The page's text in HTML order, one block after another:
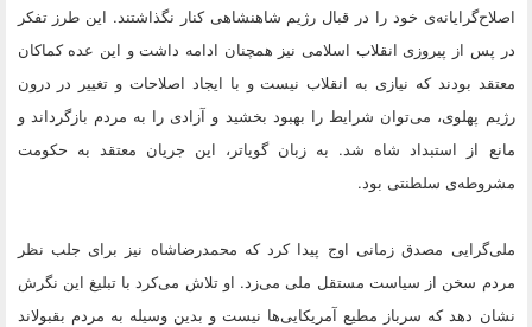
اصلاح‌گرایانه‌ی خود را در قبال رژیم شاهنشاهی کنار نگذاشتند. این طرز تفکر
در پس از پیروزی انقلاب اسلامی نیز همچنان ادامه داشت و این عده کماکان
معتقد بودند که نیازی به انقلاب نیست و با ایجاد اصلاحات و تغییر در درون
رژیم پهلوی، می‌توان شرایط را بهبود بخشید و آزادی را به مردم بازگرداند و
مانع از استبداد شاه شد. به زبان گویاتر، این جریان معتقد به حکومت
مشروطه‌ی سلطنتی بود.
ملی‌گرایی مصدق زمانی اوج پیدا کرد که محمدرضاشاه نیز برای جلب نظر
مردم سخن از سیاست مستقل ملی می‌زد. او تلاش می‌کرد با تبلیغ این نگرش
نشان دهد که سرباز مطیع آمریکایی‌ها نیست و بدین وسیله به مردم بقبولاند